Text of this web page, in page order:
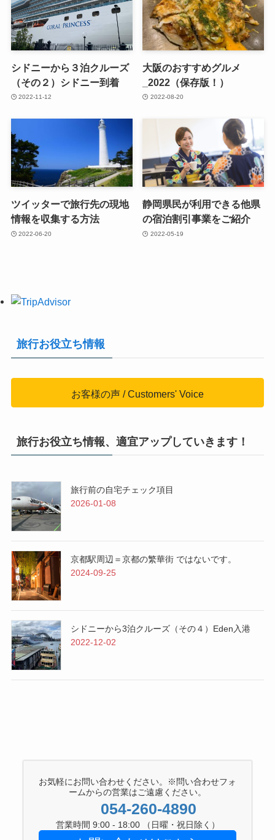
シドニーから３泊クルーズ
（その２）シドニー到着
2022-11-12
大阪のおすすめグルメ
_2022（保存版！）
2022-08-20
ツイッターで旅行先の現地
情報を収集する方法
2022-06-20
静岡県民が利用できる他県
の宿泊割引事業をご紹介
2022-05-19
旅行お役立ち情報
お客様の声 / Customers' Voice
旅行お役立ち情報、適宜アップしていきます！
旅行前の自宅チェック項目
2026-01-08
京都駅周辺＝京都の繁華街 ではないです。
2024-09-25
シドニーから3泊クルーズ（その４）Eden入港
2022-12-02
お気軽にお問い合わせください。※問い合わせフォ
ームからの営業はご遠慮ください。
054-260-4890
営業時間 9:00 - 18:00 （日曜・祝日除く）